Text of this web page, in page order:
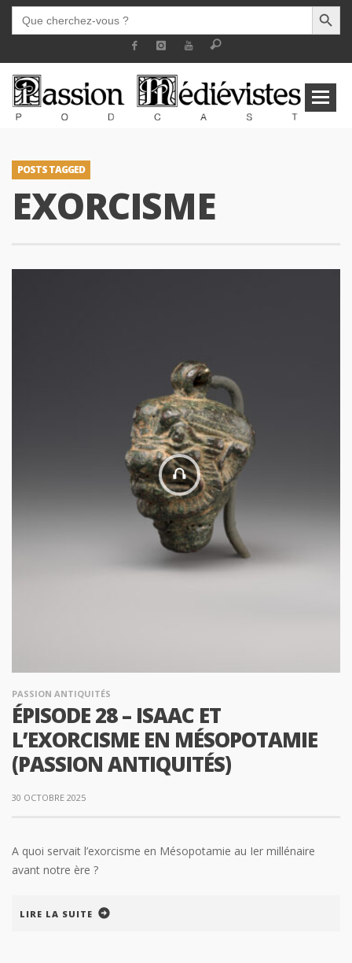
SEARCH
FOR:
SEARCH
POSTS TAGGED
EXORCISME
PASSION ANTIQUITÉS
ÉPISODE 28 – ISAAC ET
L’EXORCISME EN MÉSOPOTAMIE
(PASSION ANTIQUITÉS)
30 OCTOBRE 2025
A quoi servait l’exorcisme en Mésopotamie au Ier millénaire
avant notre ère ?
LIRE LA SUITE